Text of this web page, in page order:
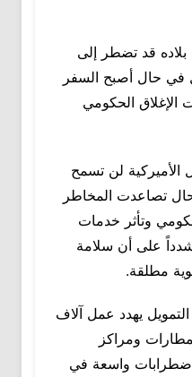
بلاده قد تضطر إلى
في حال أصبح السفر
الإغلاق الحكومي
الأميركية لن تسمح
تصاعدت المخاطر
وتأثر خدمات
على أن سلامة
مطلقة.
يهدد عمل آلاف
ومراكز
اضطرابات واسعة في